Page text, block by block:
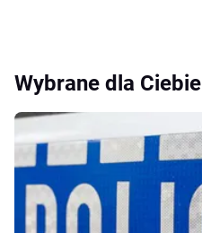
Wybrane dla Ciebie